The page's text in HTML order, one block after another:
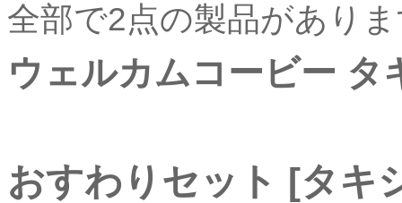
全部で2点の製品があり
ウェルカムコービー タ
おすわりセット [タキ